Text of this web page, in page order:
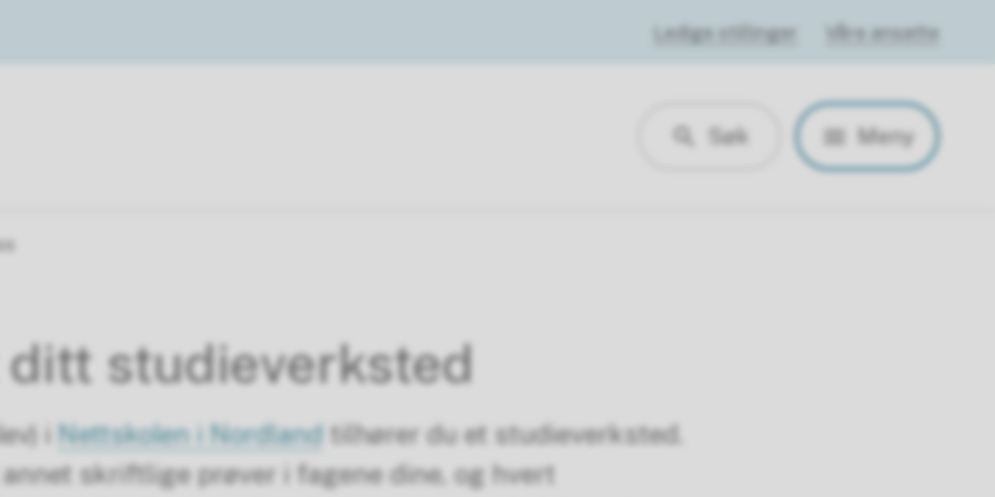
Ledige stillinger Våre ansatte
Søk Meny
studieverksted
i Nettskolen i Nordland tilhører du et studieverksted.
skriftlige prøver i fagene dine, og hvert